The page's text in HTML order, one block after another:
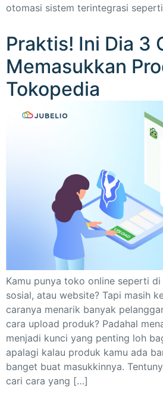
otomasi sistem terintegrasi
Praktis! Ini Dia 3
Memasukkan
Tokopedia
Kamu punya toko online seperti
sosial, atau website? Tapi masih
caranya menarik banyak
cara upload produk? Padahal
menjadi kunci yang penting loh
apalagi kalau produk kamu ada
banget buat masukkinnya.
cari cara yang […]